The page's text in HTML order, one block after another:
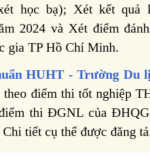
học bạ); Xét kết quả
2024 và Xét điểm
gia TP Hồ Chí Minh.
HUHT - Trường Du
theo điểm thi tốt nghiệp
thi ĐGNL của
Chi tiết cụ thể được đăng